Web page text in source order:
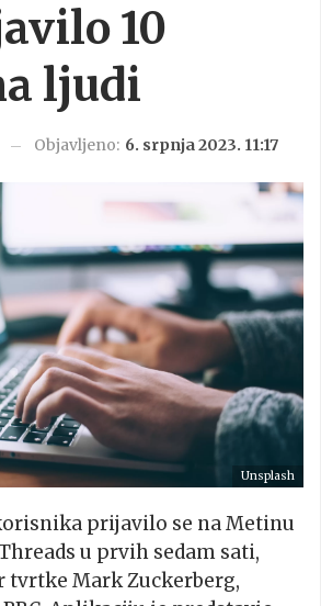
10
ljudi
Objavljeno: 6. srpnja 2023. 11:17
Unsplash
prijavilo se na Metinu
u prvih sedam sati,
tvrtke Mark Zuckerberg,